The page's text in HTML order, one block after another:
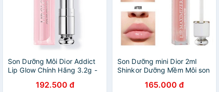
Son Dưỡng Môi Dior Addict
Lip Glow Chính Hãng 3.2g -
Maximizer Mini 1g
192.500 đ
Son Dưỡng mini Dior 2ml
Shinkor Dưỡng Mềm Môi son
165.000 đ